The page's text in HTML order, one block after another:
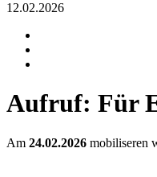
12.02.2026
Aufruf: Für
Am 24.02.2026 mobiliseren